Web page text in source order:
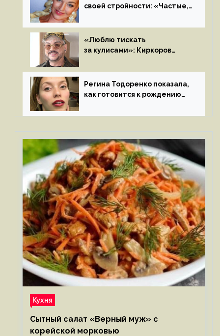
своей стройности: «Частые,
«Люблю тискать
за кулисами»: Киркоров
к молодой особе
Регина Тодоренко показала,
как готовится к рождению
Кухня
Сытный салат «Верный муж» с
корейской морковью